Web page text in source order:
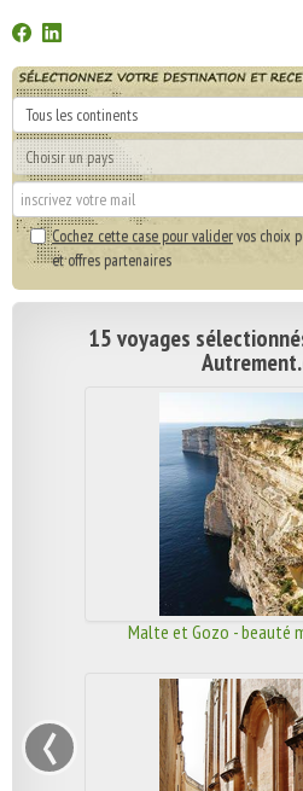
Cochez cette case pour validervos choix
et offres partenaires
15 voyages
Malte et Gozo - beauté
‹